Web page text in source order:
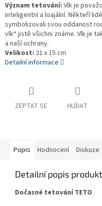
Význam tetování: Vlk je
inteligentní a loajální. Někteří
symbolizovali svou oddanost
vlk“ jistě všichni známe. Vlk je
a naší ochrany.
Velikost: 21 x 15 cm
Detailní informace
ZEPTAT SE HLÍDAT
Popis Hodnocení Diskuze
Detailní popis
Dočasné tetování TETO